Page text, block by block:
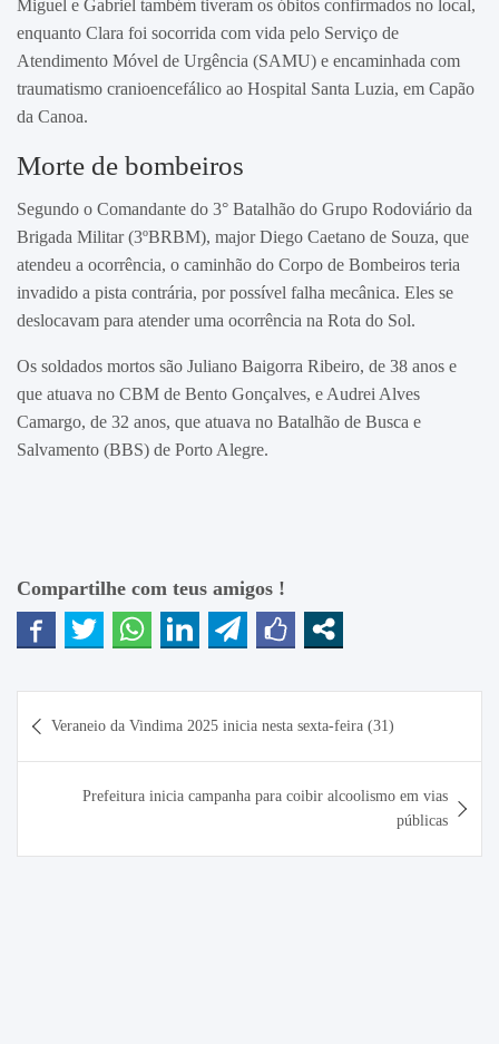
Miguel e Gabriel também tiveram os óbitos confirmados no local,
enquanto Clara foi socorrida com vida pelo Serviço de
Atendimento Móvel de Urgência (SAMU) e encaminhada com
traumatismo cranioencefálico ao Hospital Santa Luzia, em Capão
da Canoa.
Morte de bombeiros
Segundo o Comandante do 3° Batalhão do Grupo Rodoviário da
Brigada Militar (3ºBRBM), major Diego Caetano de Souza, que
atendeu a ocorrência, o caminhão do Corpo de Bombeiros teria
invadido a pista contrária, por possível falha mecânica. Eles se
deslocavam para atender uma ocorrência na Rota do Sol.
Os soldados mortos são Juliano Baigorra Ribeiro, de 38 anos e
que atuava no CBM de Bento Gonçalves, e Audrei Alves
Camargo, de 32 anos, que atuava no Batalhão de Busca e
Salvamento (BBS) de Porto Alegre.
Compartilhe com teus amigos !
de
Veraneio da Vindima 2025 inicia nesta sexta-feira (31)
Prefeitura inicia campanha para coibir alcoolismo em vias
públicas